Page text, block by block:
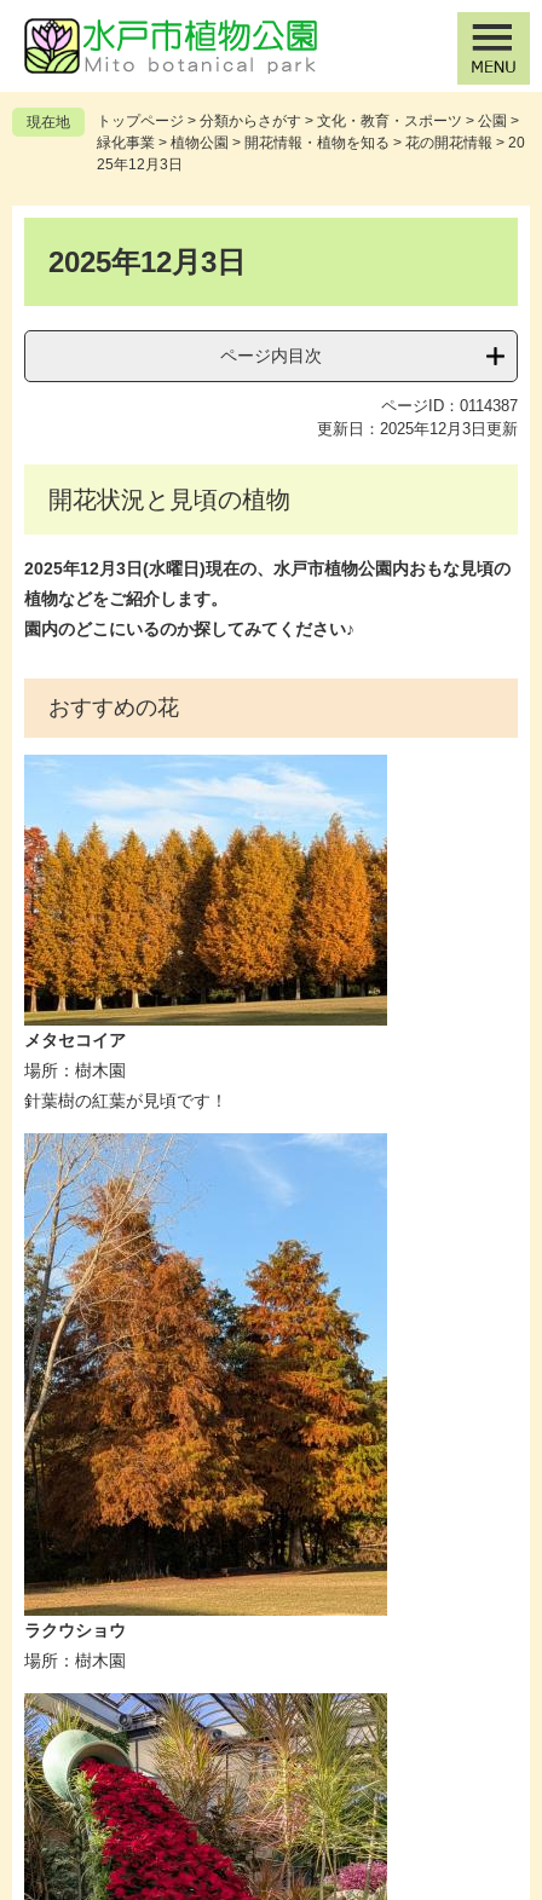
の
先
頭
ー
を
飛
現在地 トップページ > 分類からさがす > 文化・教育・スポーツ > 公園 >
緑化事業 > 植物公園 > 開花情報・植物を知る > 花の開花情報 > 20
25年12月3日
2025年12月3日
ページ内目次
ページID：0114387
更新日：2025年12月3日更新
開花状況と見頃の植物
2025年12月3日(水曜日)現在の、水戸市植物公園内おもな見頃の
植物などをご紹介します。
園内のどこにいるのか探してみてください♪
おすすめの花​
メタセコイア
​​場所：樹木園
針葉樹の紅葉が見頃です！
ラクウショウ
​​場所：樹木園